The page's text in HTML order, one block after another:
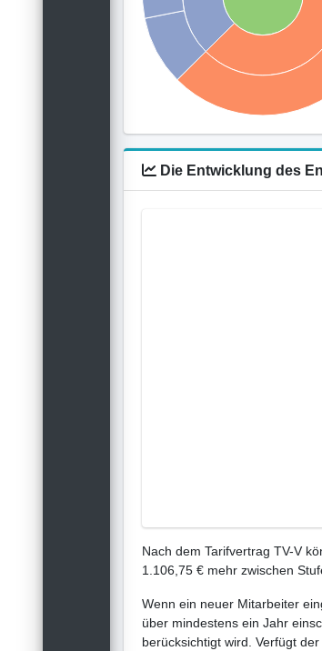
Die Entwicklung des
Nach dem Tarifvertrag TV-V
1.106,75 € mehr zwischen
Wenn ein neuer Mitarbeiter
über mindestens ein Jahr
berücksichtigt wird. Verfügt